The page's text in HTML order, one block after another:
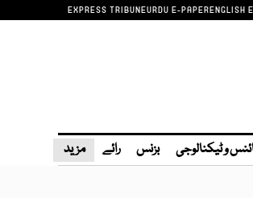
EXPRESS TRIBUNEURDU E-PAPERENGLISH
و ٹیکنالوجی بزنس رائے مزید